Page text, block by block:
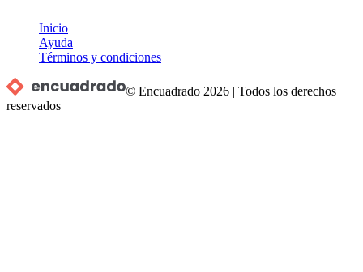
Inicio
Ayuda
Términos y condiciones
© Encuadrado 2026 |Todos los derechos
reservados